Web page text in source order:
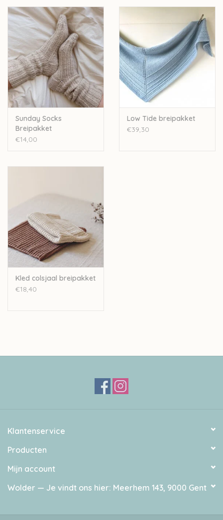
Sunday Socks
Breipakket
€14,00
Low Tide breipakket
€39,30
Kled colsjaal breipakket
€18,40
Klantenservice
Producten
Mijn account
Wolder — Je vindt ons hier: Meerhem 143, 9000 Gent